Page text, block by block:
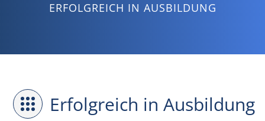
ERFOLGREICH IN AUSBILDUNG
Erfolgreich in Ausbildung